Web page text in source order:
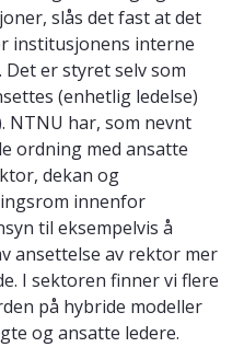
slås det fast at det
institusjonens interne
er styret selv som
(enhetlig ledelse)
NTNU har, som nevnt
ordning med ansatte
dekan og
innenfor
til eksempelvis å
ansettelse av rektor mer
I sektoren finner vi flere
på hybride modeller
og ansatte ledere.